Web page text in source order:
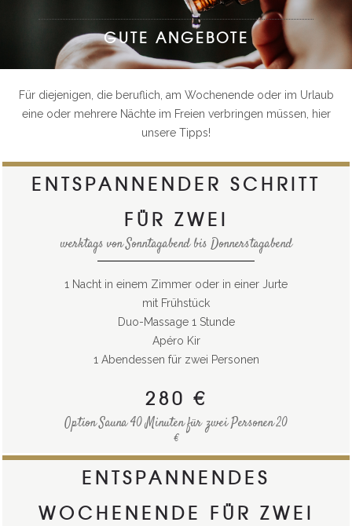
GUTE ANGEBOTE
Für diejenigen, die beruflich, am Wochenende oder im Urlaub
eine oder mehrere Nächte im Freien verbringen müssen, hier
unsere Tipps!
ENTSPANNENDER SCHRITT
FÜR ZWEI
werktags von Sonntagabend bis Donnerstagabend
1 Nacht in einem Zimmer oder in einer Jurte
mit Frühstück
Duo-Massage 1 Stunde
Apéro Kir
1 Abendessen für zwei Personen
280 €
Option Sauna 40 Minuten für zwei Personen 20
€
ENTSPANNENDES
WOCHENENDE FÜR ZWEI